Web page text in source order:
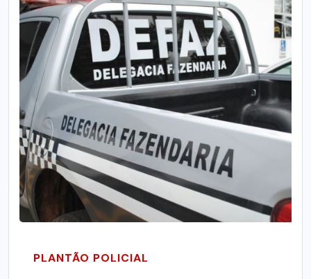
PLANTÃO POLICIAL